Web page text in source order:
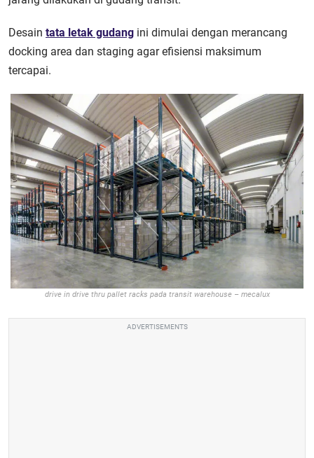
Desain tata letak gudang ini dimulai dengan merancang
docking area dan staging agar efisiensi maksimum
tercapai.
drive in drive thru pallet racks pada transit warehouse – mecalux
ADVERTISEMENTS